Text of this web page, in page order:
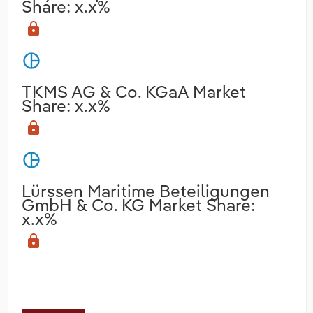
Share: x.x%
lock
pie_chart
TKMS AG & Co. KGaA Market
Share: x.x%
lock
pie_chart
Lürssen Maritime Beteiligungen
GmbH & Co. KG Market Share:
x.x%
lock